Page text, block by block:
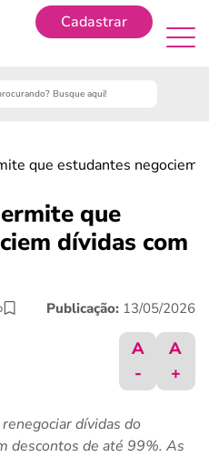
Cadastrar
que estudantes negociem
que
dívidas com
Publicação: 13/05/2026
A
-
A
+
dívidas do
descontos de até 99%. As